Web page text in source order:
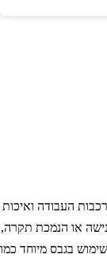
העבודה ואיכות
או הנמכת תקרה,
בגבס מיוחד כמו